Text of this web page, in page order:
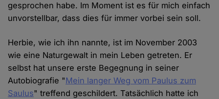
gesprochen habe. Im Moment ist es für mich einfach
unvorstellbar, dass dies für immer vorbei sein soll.
Herbie, wie ich ihn nannte, ist im November 2003
wie eine Naturgewalt in mein Leben getreten. Er
selbst hat unsere erste Begegnung in seiner
Autobiografie "Mein langer Weg vom Paulus zum
Saulus" treffend geschildert. Tatsächlich hatte ich